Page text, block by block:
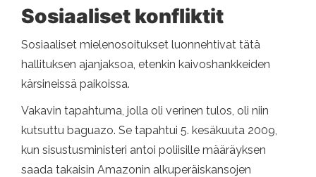
Sosiaaliset konfliktit
Sosiaaliset mielenosoitukset luonnehtivat tätä
hallituksen ajanjaksoa, etenkin kaivoshankkeiden
kärsineissä paikoissa.
Vakavin tapahtuma, jolla oli verinen tulos, oli niin
kutsuttu baguazo. Se tapahtui 5. kesäkuuta 2009,
kun sisustusministeri antoi poliisille määräyksen
saada takaisin Amazonin alkuperäiskansojen